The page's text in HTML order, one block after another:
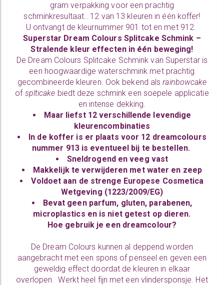
gram verpakking voor een prachtig
schminkresultaat.. 12 van 13 kleuren in één koffer!
U ontvangt de kleurnummer 901 tot en met 912.
Superstar Dream Colours Splitcake Schmink –
Stralende kleur effecten in één beweging!
De Dream Colours Splitcake Schmink van Superstar is
een hoogwaardige waterschmink met prachtig
gecombineerde kleuren. Ook bekend alsrainbowcake
of splticake biedt deze schmink een soepele applicatie
en intense dekking.
Maar liefst 12 verschillende levendige
kleurencombinaties
In de koffer is er plaats voor 12 dreamcolours
nummer 913 is eventueel bij te bestellen.
Sneldrogend en veeg vast
Makkelijk te verwijderen met water en zeep
Voldoet aan de strenge Europese Cosmetica
Wetgeving (1223/2009/EG)
Bevat geen parfum, gluten, parabenen,
microplastics en is niet getest op dieren.
Hoe gebruik je een dreamcolour?
De Dream Colours kunnen al deppend worden
aangebracht met een spons of penseel en geven een
geweldig effect doordat de kleuren in elkaar
overlopen. Werkt heel fijn met een vlindersponsje. Het